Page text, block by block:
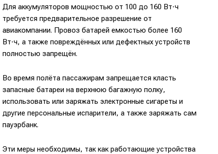
Для аккумуляторов мощностью от 100 до 160 Вт⋅ч
требуется предварительное разрешение от
авиакомпании. Провоз батарей емкостью более 160
Вт⋅ч, а также повреждённых или дефектных устройств
полностью запрещён.
Во время полёта пассажирам запрещается класть
запасные батареи на верхнюю багажную полку,
использовать или заряжать электронные сигареты и
другие персональные испарители, а также заряжать сам
пауэрбанк.
Эти меры необходимы, так как работающие устройства